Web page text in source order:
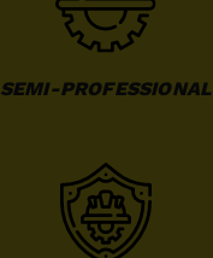
SEMI-PROFESSIONAL